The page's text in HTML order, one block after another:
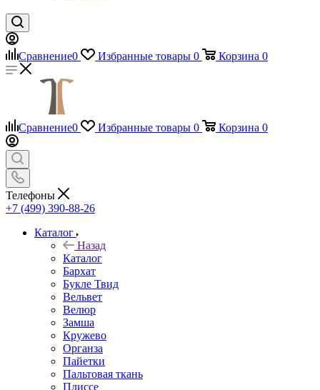
Сравнение0 Избранные товары 0 Корзина 0
Сравнение0 Избранные товары 0 Корзина 0
Телефоны
+7 (499) 390-88-26
Каталог
Назад
Каталог
Бархат
Букле Твид
Вельвет
Велюр
Замша
Кружево
Органза
Пайетки
Пальтовая ткань
Плиссе